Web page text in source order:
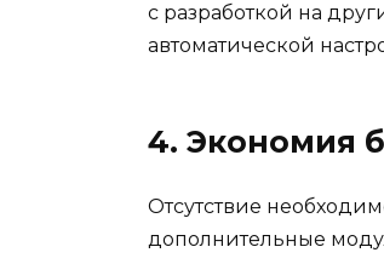
с разработкой на
автоматической
4. Экономия
Отсутствие
дополнительные